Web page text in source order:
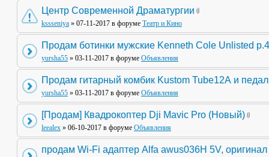
Центр Современной Драматургии
kssseniya » 07-11-2017 в форуме Театр и Кино
Продам ботинки мужские Kenneth Cole Unlisted
yursha55 » 03-11-2017 в форуме Объявления
Продам гитарный комбик Kustom Tube12А и
yursha55 » 03-11-2017 в форуме Объявления
[Продам] Квадрокоптер Dji Mavic Pro (Новый)
leealex » 06-10-2017 в форуме Объявления
продам Wi-Fi адаптер Alfa awus036H 5V, оригинал